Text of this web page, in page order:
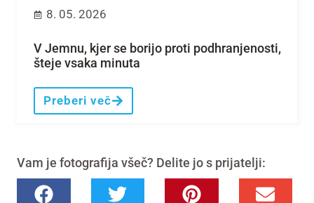
8. 05. 2026
V Jemnu, kjer se borijo proti podhranjenosti,
šteje vsaka minuta
Preberi več
Vam je fotografija všeč? Delite jo s prijatelji: